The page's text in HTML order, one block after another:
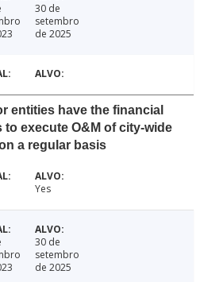
30 de
setembro
de 2025
entities have the financial
execute O&M of city-wide
a regular basis
Yes
30 de
setembro
de 2025